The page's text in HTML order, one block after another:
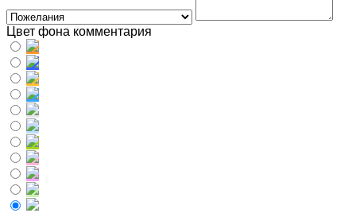
Цвет фона комментария